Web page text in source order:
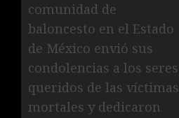
comunidad de
baloncesto en el Estado
de México envió sus
condolencias a los seres
queridos de las víctimas
mortales y dedicaron